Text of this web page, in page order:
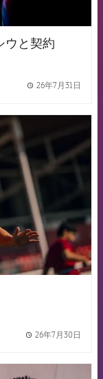
ウと契約
26年7月31日
badge
26年7月30日